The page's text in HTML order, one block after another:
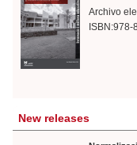
Archivo
New releases